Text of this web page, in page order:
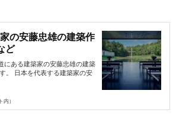
の安藤忠雄の建築作
ど
にある建築家の安藤忠雄の建築
。 日本を代表する建築家の安
）